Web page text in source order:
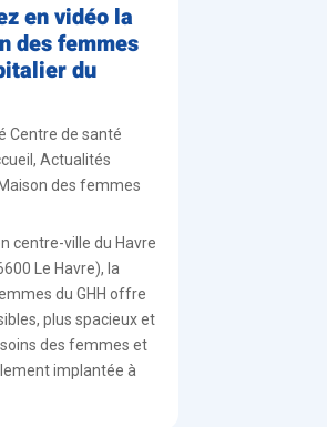
en vidéo la
des femmes
du
Centre de santé
, Actualités
des femmes
centre-ville du Havre
Le Havre), la
du GHH offre
plus spacieux et
des femmes et
implantée à